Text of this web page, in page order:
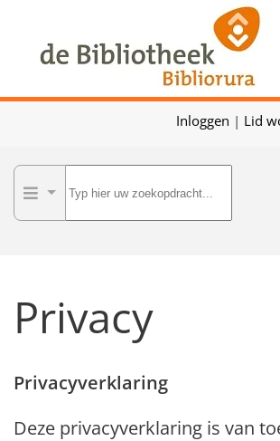
Skip to main content
Inloggen | Lid
Privacy
Privacyverklaring
Deze privacyverklaring is van